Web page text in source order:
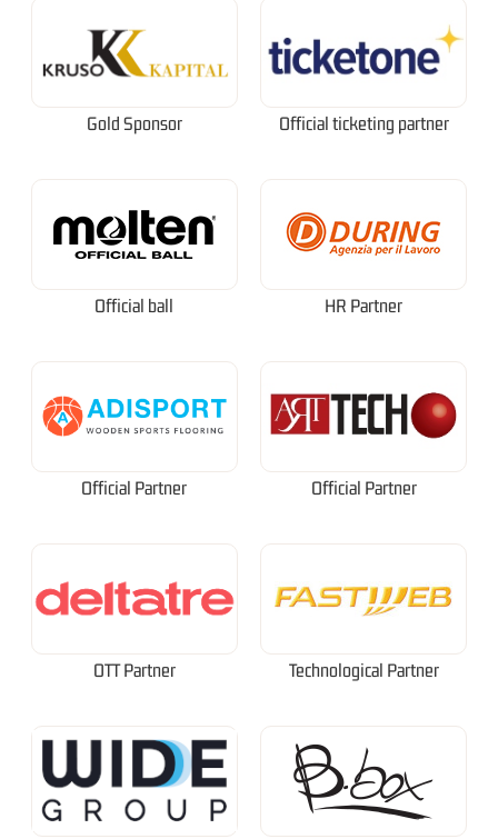
Gold Sponsor Official ticketing partner
Official ball HR Partner
Official Partner Official Partner
OTT Partner Technological Partner